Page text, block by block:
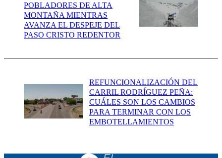
POBLADORES DE ALTA
MONTAÑA MIENTRAS
AVANZA EL DESPEJE DEL
PASO CRISTO REDENTOR
REFUNCIONALIZACIÓN DEL
CARRIL RODRÍGUEZ PEÑA:
CUÁLES SON LOS CAMBIOS
PARA TERMINAR CON LOS
EMBOTELLAMIENTOS